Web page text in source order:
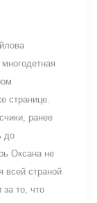
странице.
ранее
до
Оксана не
всей страной
то, что